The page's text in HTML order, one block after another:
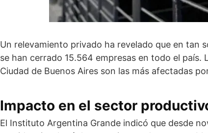
Un relevamiento privado ha revelado que en tan
se han cerrado 15.564 empresas en todo el país.
Ciudad de Buenos Aires son las más afectadas
Impacto en el sector
El Instituto Argentina Grande indicó que desde